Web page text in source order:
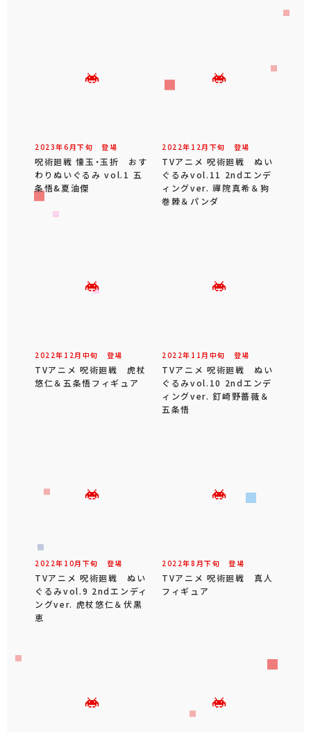
2023年6 月下旬 登場
呪術廻戦 懐玉・玉折 おす
わりぬいぐるみ vol.1 五
条悟&夏油傑
2022年 12 月 下旬 登場
TVアニメ 呪術廻戦 ぬい
ぐるみvol.11 2ndエンデ
ィングver. 禪院真希＆狗
巻棘＆パンダ
2022年 12 月 中旬 登場
TVアニメ 呪術廻戦 虎杖
悠仁＆五条悟フィギュア
2022年 11 月 中旬 登場
TVアニメ 呪術廻戦 ぬい
ぐるみvol.10 2ndエンデ
ィングver. 釘崎野薔薇＆
五条悟
2022年 10月 下旬 登場
TVアニメ 呪術廻戦 ぬい
ぐるみvol.9 2ndエンディ
ングver. 虎杖悠仁＆伏黒
恵
2022年8 月下旬 登場
TVアニメ 呪術廻戦 真人
フィギュア